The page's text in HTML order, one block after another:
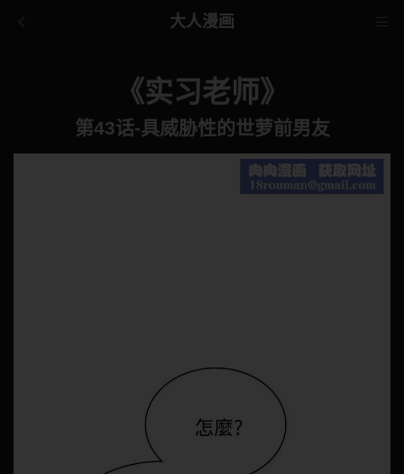
大人漫画
《实习老师》
第43话-具威胁性的世萝前男友